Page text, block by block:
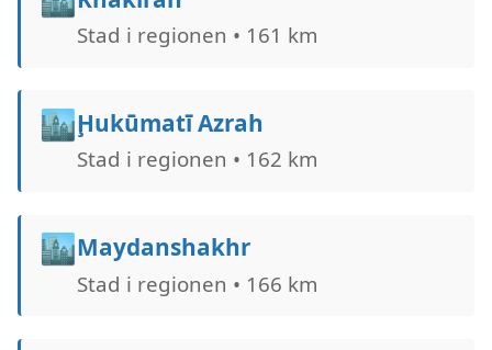
Stad i regionen • 161 km
🏙️Ḩukūmatī Azrah
Stad i regionen • 162 km
🏙️Maydanshakhr
Stad i regionen • 166 km